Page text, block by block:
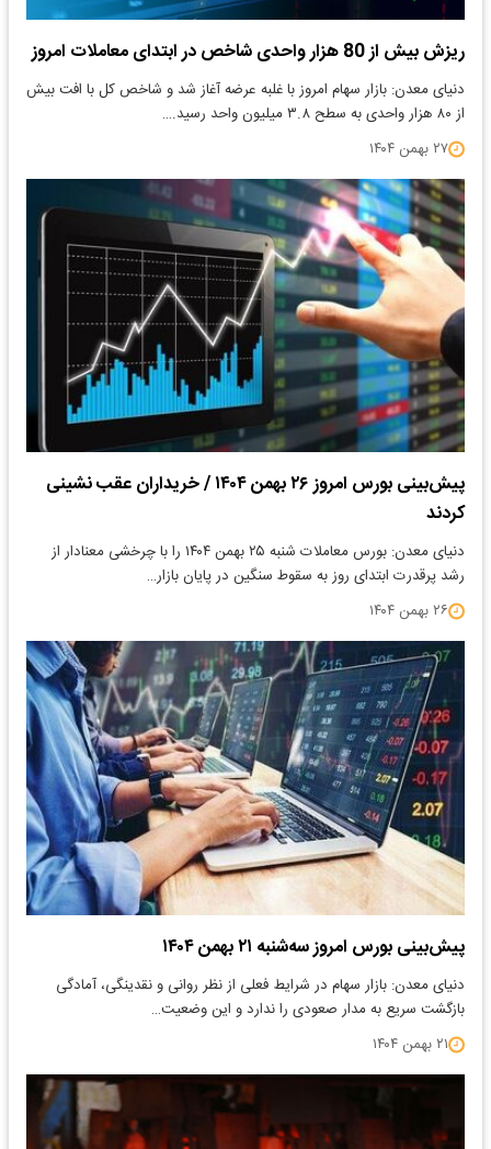
ریزش بیش از 80 هزار واحدی شاخص در ابتدای معاملات امروز
دنیای معدن: بازار سهام امروز با غلبه عرضه آغاز شد و شاخص کل با افت بیش
از ۸۰ هزار واحدی به سطح ۳.۸ میلیون واحد رسید.…
۲۷ بهمن ۱۴۰۴
پیش‌بینی بورس امروز ۲۶ بهمن ۱۴۰۴ / خریداران عقب‌ نشینی
کردند
دنیای معدن: بورس معاملات شنبه ۲۵ بهمن ۱۴۰۴ را با چرخشی معنادار از
رشد پرقدرت ابتدای روز به سقوط سنگین در پایان بازار…
۲۶ بهمن ۱۴۰۴
پیش‌بینی بورس امروز سه‌شنبه ۲۱ بهمن ۱۴۰۴
دنیای معدن: بازار سهام در شرایط فعلی از نظر روانی و نقدینگی، آمادگی
بازگشت سریع به مدار صعودی را ندارد و این وضعیت…
۲۱ بهمن ۱۴۰۴